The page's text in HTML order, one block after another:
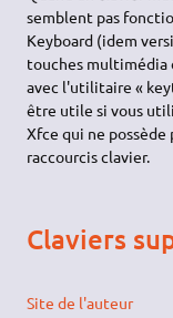
semblent pas
Keyboard (idem
touches multimédia
avec l'utilitaire «
être utile si vous
Xfce qui ne
raccourcis clavier.
Claviers
Site de l'auteur